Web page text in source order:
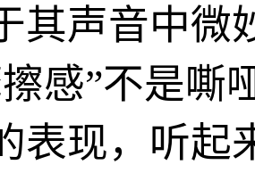
其声音中微
感”不是嘶
表现，听起